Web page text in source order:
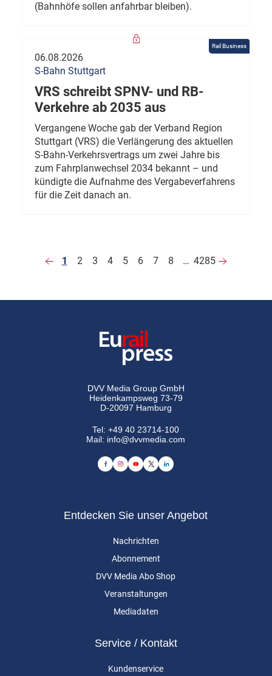
(Bahnhöfe sollen anfahrbar bleiben).
Rail Business
06.08.2026
S-Bahn Stuttgart
VRS schreibt SPNV- und RB-
Verkehre ab 2035 aus
Vergangene Woche gab der Verband Region
Stuttgart (VRS) die Verlängerung des aktuellen
S-Bahn-Verkehrsvertrags um zwei Jahre bis
zum Fahrplanwechsel 2034 bekannt – und
kündigte die Aufnahme des Vergabeverfahrens
für die Zeit danach an.
1 2 3 4 5 6 7 8 … 4285
DVV Media Group GmbH
Heidenkampsweg 73-79
D-20097 Hamburg
Tel:+49 40 23714-100
Mail: info@dvvmedia.com
Entdecken Sie unser Angebot
Nachrichten
Abonnement
DVV Media Abo Shop
Veranstaltungen
Mediadaten
Service / Kontakt
Kundenservice